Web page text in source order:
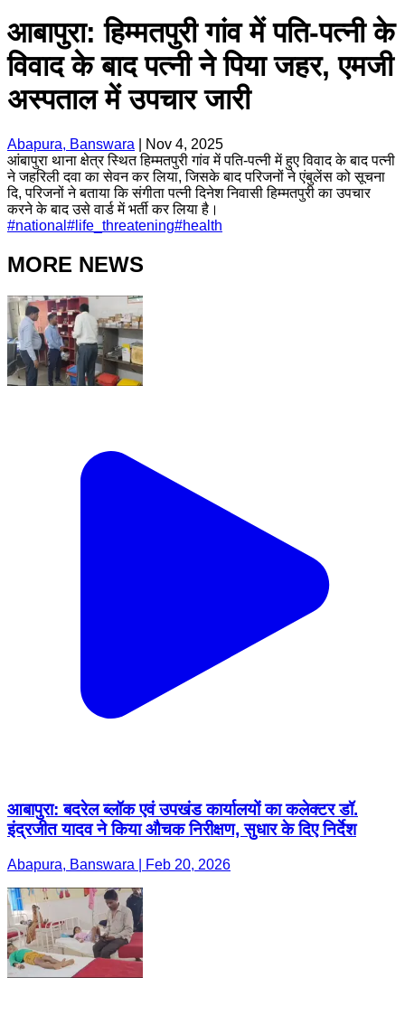
आबापुरा: हिम्मतपुरी गांव में पति-पत्नी के
विवाद के बाद पत्नी ने पिया जहर, एमजी
अस्पताल में उपचार जारी
Abapura, Banswara
Nov 4, 2025
आंबापुरा थाना क्षेत्र स्थित हिम्मतपुरी गांव में पति-पत्नी में हुए विवाद के बाद पत्नी
ने जहरिली दवा का सेवन कर लिया, जिसके बाद परिजनों ने एंबुलेंस को सूचना
दि, परिजनों ने बताया कि संगीता पत्नी दिनेश निवासी हिम्मतपुरी का उपचार
करने के बाद उसे वार्ड में भर्ती कर लिया है।
#national # life_threatening#health
MORE NEWS
आबापुरा: बदरेल ब्लॉक एवं उपखंड कार्यालयों का कलेक्टर डॉ.
इंद्रजीत यादव ने किया औचक निरीक्षण, सुधार के दिए निर्देश
Abapura, Banswara | Feb 20, 2026